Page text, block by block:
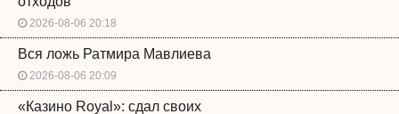
2026-08-06 20:18
Вся ложь Ратмира Мавлиева
2026-08-06 20:09
«Казино Royal»: сдал своих